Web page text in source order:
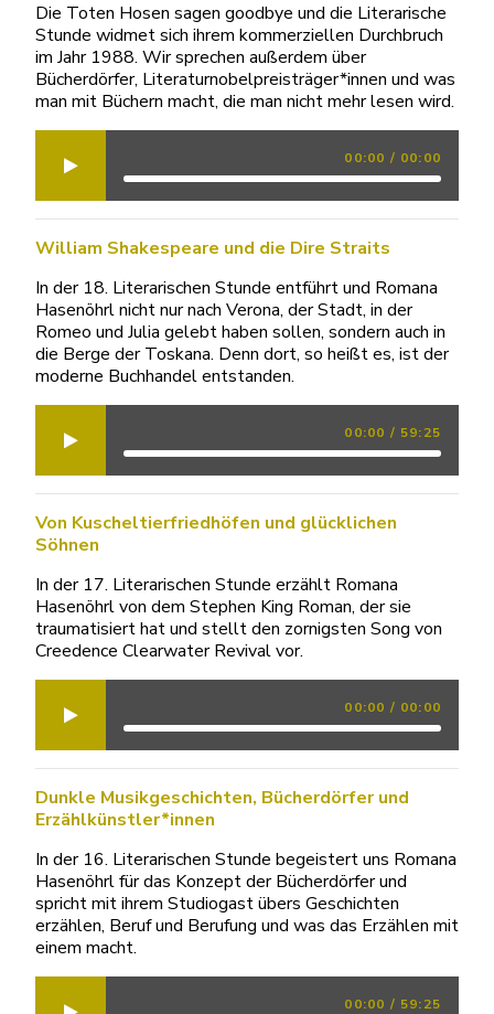
Die Toten Hosen sagen goodbye und die Literarische
Stunde widmet sich ihrem kommerziellen Durchbruch
im Jahr 1988. Wir sprechen außerdem über
Bücherdörfer, Literaturnobelpreisträger*innen und was
man mit Büchern macht, die man nicht mehr lesen wird.
00:00 / 00:00
William Shakespeare und die Dire Straits
In der 18. Literarischen Stunde entführt und Romana
Hasenöhrl nicht nur nach Verona, der Stadt, in der
Romeo und Julia gelebt haben sollen, sondern auch in
die Berge der Toskana. Denn dort, so heißt es, ist der
moderne Buchhandel entstanden.
00:00 / 59:25
Von Kuscheltierfriedhöfen und glücklichen
Söhnen
In der 17. Literarischen Stunde erzählt Romana
Hasenöhrl von dem Stephen King Roman, der sie
traumatisiert hat und stellt den zornigsten Song von
Creedence Clearwater Revival vor.
00:00 / 00:00
Dunkle Musikgeschichten, Bücherdörfer und
Erzählkünstler*innen
In der 16. Literarischen Stunde begeistert uns Romana
Hasenöhrl für das Konzept der Bücherdörfer und
spricht mit ihrem Studiogast übers Geschichten
erzählen, Beruf und Berufung und was das Erzählen mit
einem macht.
00:00 / 59:25